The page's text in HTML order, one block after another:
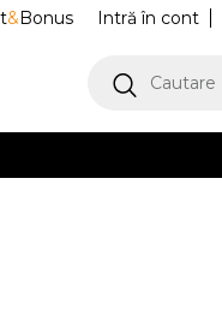
Intră în cont
&Bonus
Cautare